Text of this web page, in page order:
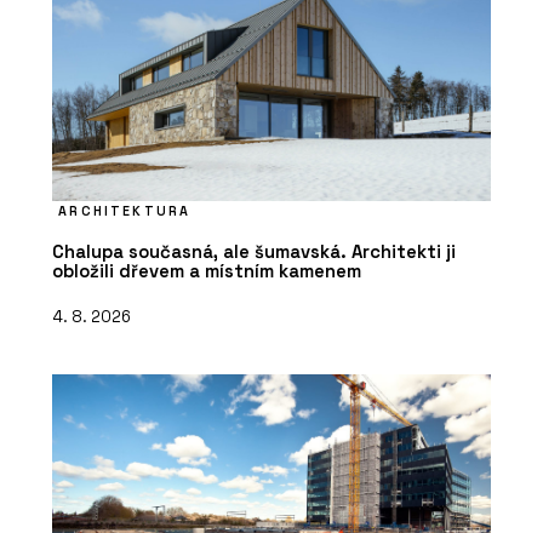
ARCHITEKTURA
Chalupa současná, ale šumavská. Architekti ji
obložili dřevem a místním kamenem
4. 8. 2026